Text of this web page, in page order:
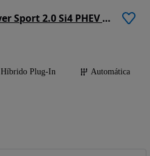
Land Rover Range Rover Sport 2.0 Si4 PHEV HSE Dynamic
Híbrido Plug-In
Automática